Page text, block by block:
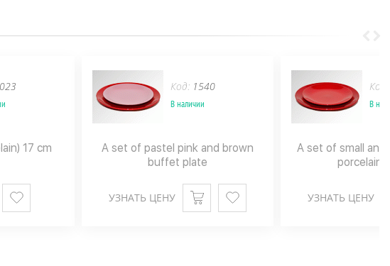
17 cm
Код: 1540
В наличии
A set of pastel pink and brown
buffet plate
УЗНАТЬ ЦЕНУ
В
A set of small and
porcelain
УЗНАТЬ ЦЕНУ